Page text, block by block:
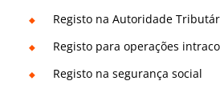
Registo na Autoridade
Registo para operações
Registo na segurança social